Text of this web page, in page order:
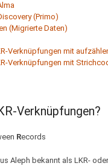
(Primo)
(Migrierte Daten)
Verknüpfungen mit
Verknüpfungen mit
Verknüpfungen?
Records
Aleph bekannt als LKR-